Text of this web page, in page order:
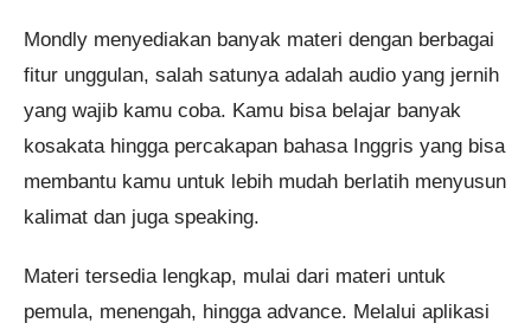
Mondly menyediakan banyak materi dengan berbagai
fitur unggulan, salah satunya adalah audio yang jernih
yang wajib kamu coba. Kamu bisa belajar banyak
kosakata hingga percakapan bahasa Inggris yang bisa
membantu kamu untuk lebih mudah berlatih menyusun
kalimat dan juga speaking.
Materi tersedia lengkap, mulai dari materi untuk
pemula, menengah, hingga advance. Melalui aplikasi